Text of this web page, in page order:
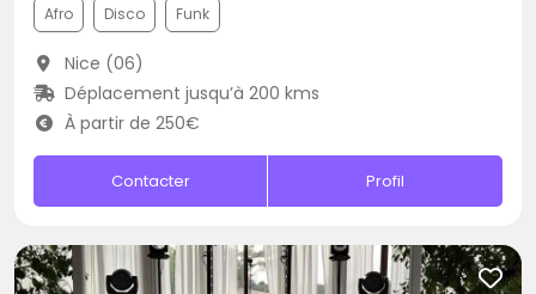
Afro Disco Funk
Nice (06)
Déplacement jusqu’à 200 kms
À partir de 250€
Contacter Profil